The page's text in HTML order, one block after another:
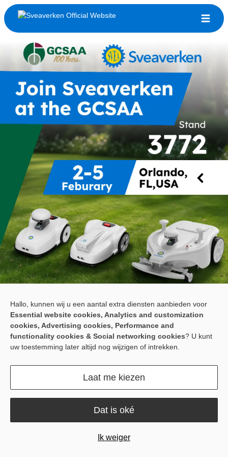
Elevate Turf Management at
GCSAA 2026
The future of course maintenance arrives in Orlando. Sveaverken
Hallo, kunnen wij u een aantal extra diensten aanbieden voor
Essential website cookies, Analytics and customization
cookies, Advertising cookies, Performance and
functionality cookies & Social networking cookies? U kunt
uw toestemming later altijd nog wijzigen of intrekken.
Laat me kiezen
Ik weiger
Dat is oké